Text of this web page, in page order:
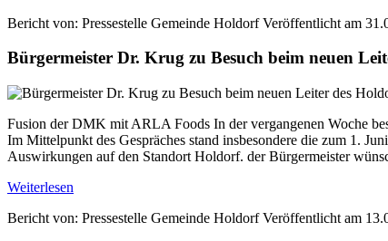
Bericht von: Pressestelle Gemeinde Holdorf Veröffentlicht am
Bürgermeister Dr. Krug zu Besuch beim neuen
Fusion der DMK mit ARLA Foods In der vergangenen Woche
Im Mittelpunkt des Gespräches stand insbesondere die zum 1.
Auswirkungen auf den Standort Holdorf. der Bürgermeister
Weiterlesen
Bericht von: Pressestelle Gemeinde Holdorf Veröffentlicht am